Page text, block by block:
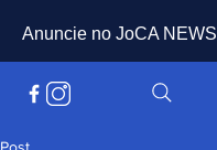
Anuncie no JoCA NEWS
Post